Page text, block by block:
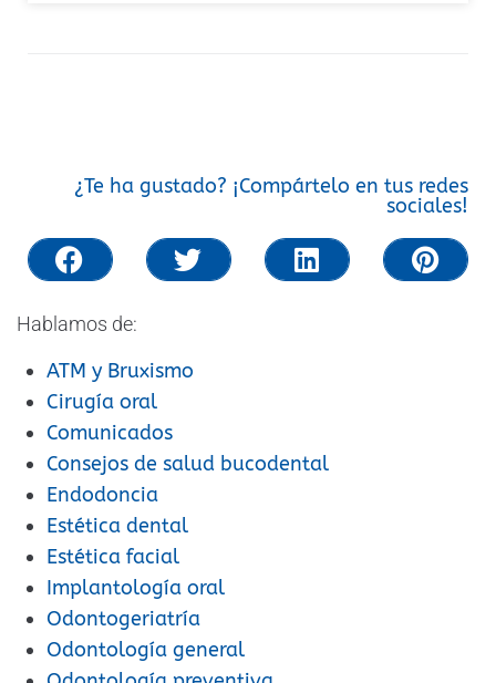
¿Te ha gustado? ¡Compártelo en tus redes
sociales!
Hablamos de:
ATM y Bruxismo
Cirugía oral
Comunicados
Consejos de salud bucodental
Endodoncia
Estética dental
Estética facial
Implantología oral
Odontogeriatría
Odontología general